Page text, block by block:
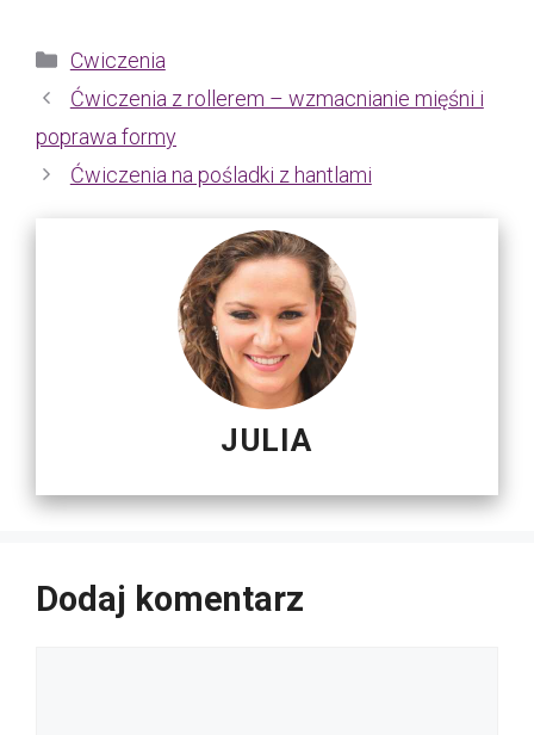
Kategorie
Cwiczenia
Ćwiczenia z rollerem – wzmacnianie mięśni i
poprawa formy
Ćwiczenia na pośladki z hantlami
JULIA
Dodaj komentarz